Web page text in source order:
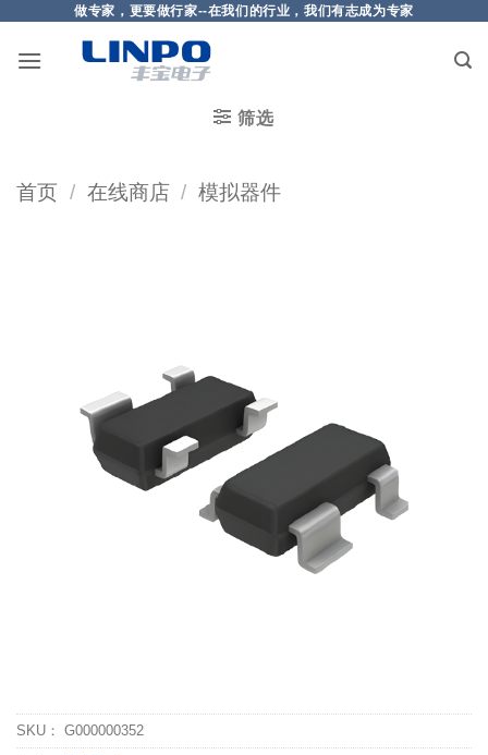
做专家，更要做行家--在我们的行业，我们有志成为专家
筛选
首页 / 在线商店 / 模拟器件
SKU： G000000352